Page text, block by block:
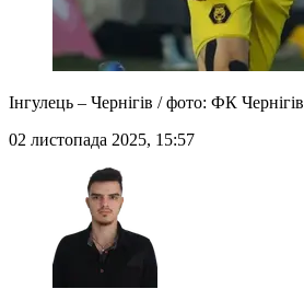
Інгулець – Чернігів / фото: ФК Чернігів
02 листопада 2025, 15:57